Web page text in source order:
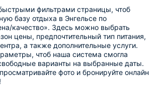
фильтрами страницы, чтоб
базу отдыха в Энгельсе по
качество». Здесь можно выбрать
цены, предпочтительный тип питания,
а также дополнительные услуги.
чтоб наша система смогла
варианты на выбранные даты.
фото и бронируйте онлайн